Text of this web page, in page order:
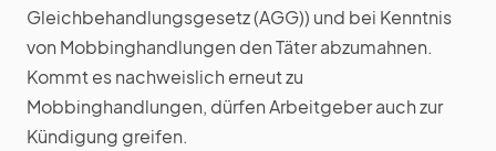
Gleichbehandlungsgesetz (AGG)) und bei Kenntnis
von Mobbinghandlungen den Täter abzumahnen.
Kommt es nachweislich erneut zu
Mobbinghandlungen, dürfen Arbeitgeber auch zur
Kündigung greifen.